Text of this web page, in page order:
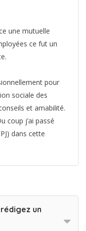
une mutuelle
ce fut un
pour
sociale des
et amabilité.
coup j’ai passé
dans cette
un